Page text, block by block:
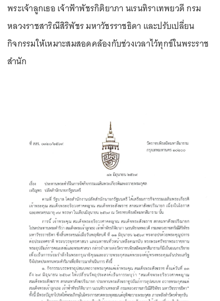
พระเจ้าลูกเธอ เจ้าฟ้าพัชรกิติยาภา นเรนทิราเทพยวดี กรม
หลวงราชสาริณีสิริพัชร มหาวัชรราชธิดา และปรับเปลี่ยน
กิจกรรมให้เหมาะสมสอดคล้องกับช่วงเวลาไว้ทุกข์ในพระราช
สำนัก